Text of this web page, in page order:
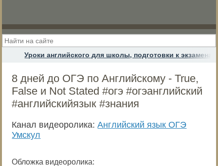
Уроки английского для школы, подготовки к
8 дней до ОГЭ по Английскому - True,
False и Not Stated #огэ #огэанглийский
#английскийязык #знания
Канал видеоролика:Английский язык ОГЭ
Умскул
Обложка видеоролика: